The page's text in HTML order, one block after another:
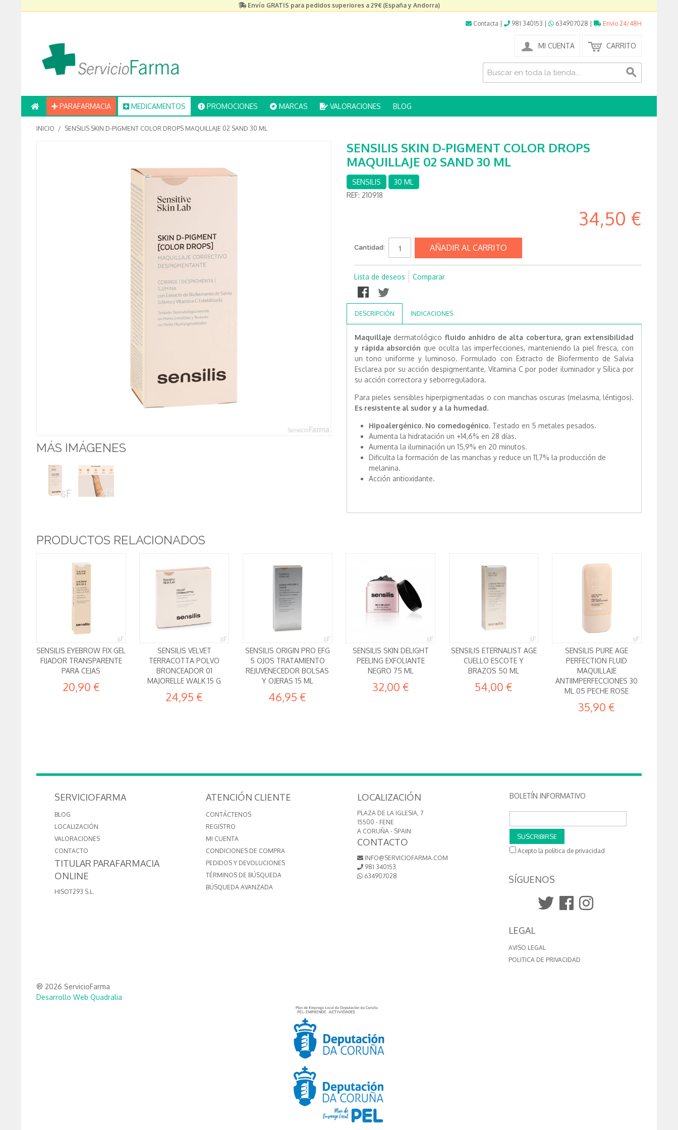
Envío GRATIS para pedidos superiores a 29€ (España y Andorra)
Contacta 981 340153 634907028 Envío 24/48H
MI CUENTA CARRITO
PARAFARMACIA MEDICAMENTOS PROMOCIONES MARCAS VALORACIONES BLOG
INICIO / SENSILIS SKIN D-PIGMENT COLOR DROPS MAQUILLAJE 02 SAND 30 ML
MÁS IMÁGENES
SENSILIS SKIN D-PIGMENT COLOR DROPS
MAQUILLAJE 02 SAND 30 ML
SENSILIS
30 ML
REF: 210918
34,50 €
Cantidad: AÑADIR AL CARRITO
Lista de deseos Comparar
DESCRIPCIÓN INDICACIONES
Maquillaje dermatológico fluido anhidro de alta cobertura, gran extensibilidad
y rápida absorción que oculta las imperfecciones, manteniendo la piel fresca, con
un tono uniforme y luminoso. Formulado con Extracto de Biofermento de Salvia
Esclarea por su acción despigmentante, Vitamina C por poder iluminador y Sílica por
su acción correctora y seborreguladora.
Para pieles sensibles hiperpigmentadas o con manchas oscuras (melasma, léntigos).
Es resistente al sudor y a la humedad.
Hipoalergénico. No comedogénico. Testado en 5 metales pesados.
Aumenta la hidratación un +14,6% en 28 días.
Aumenta la iluminación un 15,9% en 20 minutos.
Dificulta la formación de las manchas y reduce un 11,7% la producción de
melanina.
Acción antioxidante.
PRODUCTOS RELACIONADOS
SENSILIS EYEBROW FIX GEL
FIJADOR TRANSPARENTE
PARA CEJAS
20,90 €
SENSILIS VELVET
TERRACOTTA POLVO
BRONCEADOR 01
MAJORELLE WALK 15 G
24,95 €
SENSILIS ORIGIN PRO EFG
5 OJOS TRATAMIENTO
REJUVENECEDOR BOLSAS
Y OJERAS 15 ML
46,95 €
SENSILIS SKIN DELIGHT
PEELING EXFOLIANTE
NEGRO 75 ML
32,00 €
SENSILIS ETERNALIST AGE
CUELLO ESCOTE Y
BRAZOS 50 ML
54,00 €
SENSILIS PURE AGE
PERFECTION FLUID
MAQUILLAJE
ANTIIMPERFECCIONES 30
ML 05 PECHE ROSE
35,90 €
SERVICIOFARMA
BLOG
LOCALIZACIÓN
VALORACIONES
CONTACTO
TITULAR PARAFARMACIA
ONLINE
HISOT293 S.L.
ATENCIÓN CLIENTE
CONTÁCTENOS
REGISTRO
MI CUENTA
CONDICIONES DE COMPRA
PEDIDOS Y DEVOLUCIONES
TÉRMINOS DE BÚSQUEDA
BÚSQUEDA AVANZADA
LOCALIZACIÓN
PLAZA DE LA IGLESIA, 7
15500 - FENE
A CORUÑA - SPAIN
CONTACTO
INFO@SERVICIOFARMA.COM
981 340153
634907028
BOLETÍN INFORMATIVO
SUSCRIBIRSE
Acepto la política de privacidad
SÍGUENOS
LEGAL
AVISO LEGAL
POLITICA DE PRIVACIDAD
® 2026 ServicioFarma
Desarrollo Web Quadralia